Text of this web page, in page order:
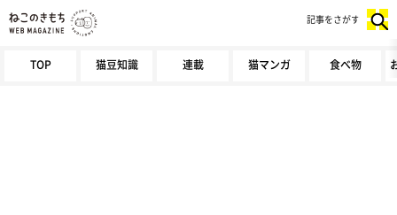
TOP 猫豆知識 連載 猫マンガ 食べ物
記事をさがす